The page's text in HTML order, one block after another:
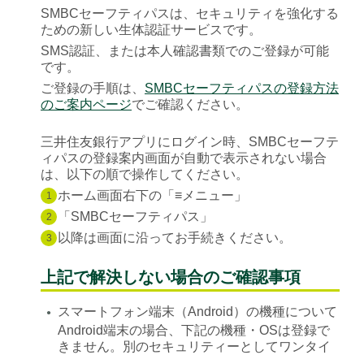
SMBCセーフティパスは、セキュリティを強化する
ための新しい生体認証サービスです。
SMS認証、または本人確認書類でのご登録が可能
です。
ご登録の手順は、 SMBCセーフティパスの登録方法
のご案内ページでご確認ください。
三井住友銀行アプリにログイン時、SMBCセーフテ
ィパスの登録案内画面が自動で表示されない場合
は、以下の順で操作してください。
1 ホーム画面右下の「≡メニュー」
2 「SMBCセーフティパス」
3 以降は画面に沿ってお手続きください。
上記で解決しない場合のご確認事項
●
スマートフォン端末（Android）の機種について
Android端末の場合、下記の機種・OSは登録で
きません。別のセキュリティーとしてワンタイ